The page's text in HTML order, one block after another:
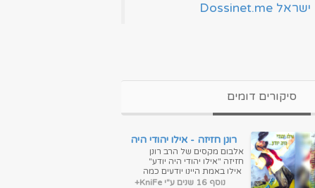
ישראל Dossinet.me‏
סיקורים דומים
רונן חזיזה - אילו יהודי היה
יודע
אלבום מקסים של הרב רונן
חזיזה "אילו יהודי היה יודע"
אילו באמת היינו יודעים כמה
השם אוהב אותנו :) ...
נוסף 16 שנים ע"י KniFe+